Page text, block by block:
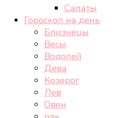
Салаты
Гороскоп на день
Близнецы
Весы
Водолей
Дева
Козерог
Лев
Овен